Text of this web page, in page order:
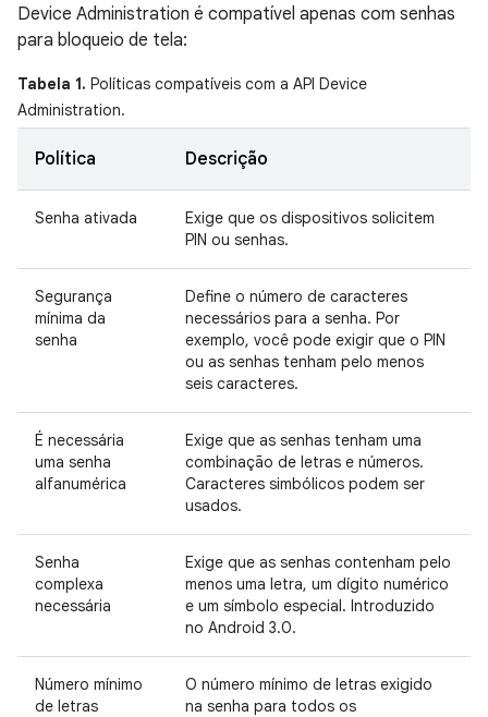
Device Administration é compatível apenas com senhas
para bloqueio de tela:
Tabela 1. Políticas compatíveis com a API Device
Administration.
Política Descrição
Senha ativada
Exige que os dispositivos solicitem
PIN ou senhas.
Segurança
mínima da
senha
Define o número de caracteres
necessários para a senha. Por
exemplo, você pode exigir que o PIN
ou as senhas tenham pelo menos
seis caracteres.
É necessária
uma senha
alfanumérica
Exige que as senhas tenham uma
combinação de letras e números.
Caracteres simbólicos podem ser
usados.
Senha
complexa
necessária
Exige que as senhas contenham pelo
menos uma letra, um dígito numérico
e um símbolo especial. Introduzido
no Android 3.0.
Número mínimo
de letras
O número mínimo de letras exigido
na senha para todos os